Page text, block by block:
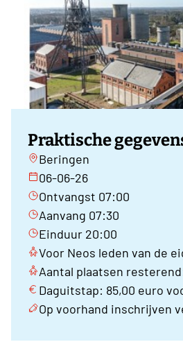
Praktische
Beringen
06-06-26
Ontvangst 07:00
Aanvang 07:30
Einduur 20:00
Voor Neos leden van de
Aantal plaatsen
Daguitstap: 85,00 euro
Op voorhand inschrijven